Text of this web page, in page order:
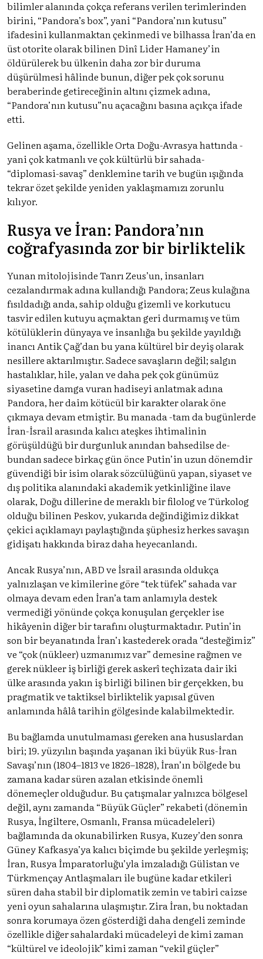
bilimler alanında çokça referans verilen terimlerinden
birini, “Pandora’s box”, yani “Pandora’nın kutusu”
ifadesini kullanmaktan çekinmedi ve bilhassa İran’da en
üst otorite olarak bilinen Dinî Lider Hamaney’in
öldürülerek bu ülkenin daha zor bir duruma
düşürülmesi hâlinde bunun, diğer pek çok sorunu
beraberinde getireceğinin altını çizmek adına,
“Pandora’nın kutusu”nu açacağını basına açıkça ifade
etti.
Gelinen aşama, özellikle Orta Doğu-Avrasya hattında -
yani çok katmanlı ve çok kültürlü bir sahada-
“diplomasi-savaş” denklemine tarih ve bugün ışığında
tekrar özet şekilde yeniden yaklaşmamızı zorunlu
kılıyor.
Rusya ve İran: Pandora’nın
coğrafyasında zor bir birliktelik
Yunan mitolojisinde Tanrı Zeus’un, insanları
cezalandırmak adına kullandığı Pandora; Zeus kulağına
fısıldadığı anda, sahip olduğu gizemli ve korkutucu
tasvir edilen kutuyu açmaktan geri durmamış ve tüm
kötülüklerin dünyaya ve insanlığa bu şekilde yayıldığı
inancı Antik Çağ’dan bu yana kültürel bir deyiş olarak
nesillere aktarılmıştır. Sadece savaşların değil; salgın
hastalıklar, hile, yalan ve daha pek çok günümüz
siyasetine damga vuran hadiseyi anlatmak adına
Pandora, her daim kötücül bir karakter olarak öne
çıkmaya devam etmiştir. Bu manada -tam da bugünlerde
İran-İsrail arasında kalıcı ateşkes ihtimalinin
görüşüldüğü bir durgunluk anından bahsedilse de-
bundan sadece birkaç gün önce Putin’in uzun dönemdir
güvendiği bir isim olarak sözcülüğünü yapan, siyaset ve
dış politika alanındaki akademik yetkinliğine ilave
olarak, Doğu dillerine de meraklı bir filolog ve Türkolog
olduğu bilinen Peskov, yukarıda değindiğimiz dikkat
çekici açıklamayı paylaştığında şüphesiz herkes savaşın
gidişatı hakkında biraz daha heyecanlandı.
Ancak Rusya’nın, ABD ve İsrail arasında oldukça
yalnızlaşan ve kimilerine göre “tek tüfek” sahada var
olmaya devam eden İran’a tam anlamıyla destek
vermediği yönünde çokça konuşulan gerçekler ise
hikâyenin diğer bir tarafını oluşturmaktadır. Putin’in
son bir beyanatında İran’ı kastederek orada “desteğimiz”
ve “çok (nükleer) uzmanımız var” demesine rağmen ve
gerek nükleer iş birliği gerek askerî teçhizata dair iki
ülke arasında yakın iş birliği bilinen bir gerçekken, bu
pragmatik ve taktiksel birliktelik yapısal güven
anlamında hâlâ tarihin gölgesinde kalabilmektedir.
Bu bağlamda unutulmaması gereken ana hususlardan
biri; 19. yüzyılın başında yaşanan iki büyük Rus-İran
Savaşı’nın (1804–1813 ve 1826–1828), İran’ın bölgede bu
zamana kadar süren azalan etkisinde önemli
dönemeçler olduğudur. Bu çatışmalar yalnızca bölgesel
değil, aynı zamanda “Büyük Güçler” rekabeti (dönemin
Rusya, İngiltere, Osmanlı, Fransa mücadeleleri)
bağlamında da okunabilirken Rusya, Kuzey’den sonra
Güney Kafkasya’ya kalıcı biçimde bu şekilde yerleşmiş;
İran, Rusya İmparatorluğu’yla imzaladığı Gülistan ve
Türkmençay Antlaşmaları ile bugüne kadar etkileri
süren daha stabil bir diplomatik zemin ve tabiri caizse
yeni oyun sahalarına ulaşmıştır. Zira İran, bu noktadan
sonra korumaya özen gösterdiği daha dengeli zeminde
özellikle diğer sahalardaki mücadeleyi de kimi zaman
“kültürel ve ideolojik” kimi zaman “vekil güçler”